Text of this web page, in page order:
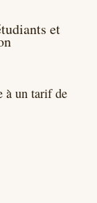
et
à un tarif de